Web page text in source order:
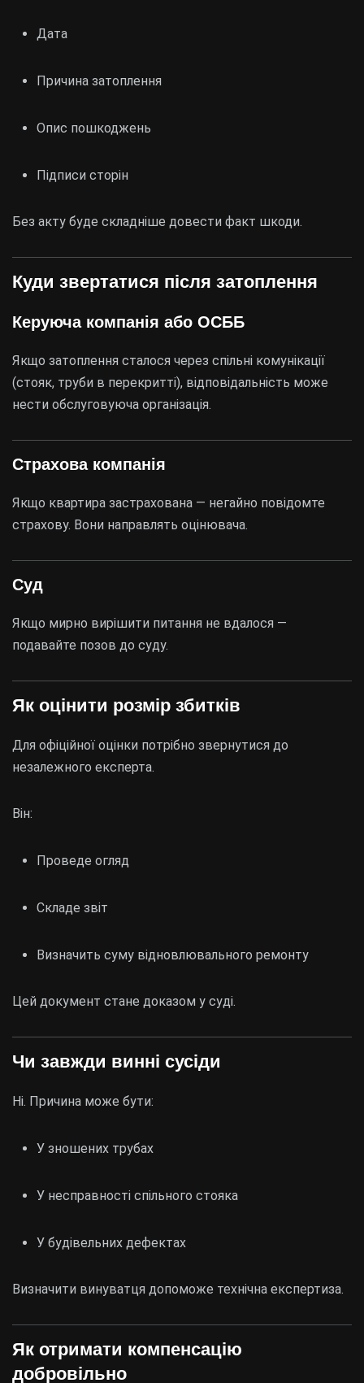
Дата
Причина затоплення
Опис пошкоджень
Підписи сторін
Без акту буде складніше довести факт шкоди.
Куди звертатися після затоплення
Керуюча компанія або ОСББ
Якщо затоплення сталося через спільні комунікації
(стояк, труби в перекритті), відповідальність може
нести обслуговуюча організація.
Страхова компанія
Якщо квартира застрахована — негайно повідомте
страхову. Вони направлять оцінювача.
Суд
Якщо мирно вирішити питання не вдалося —
подавайте позов до суду.
Як оцінити розмір збитків
Для офіційної оцінки потрібно звернутися до
незалежного експерта.
Він:
Проведе огляд
Складе звіт
Визначить суму відновлювального ремонту
Цей документ стане доказом у суді.
Чи завжди винні сусіди
Ні. Причина може бути:
У зношених трубах
У несправності спільного стояка
У будівельних дефектах
Визначити винуватця допоможе технічна експертиза.
Як отримати компенсацію
добровільно